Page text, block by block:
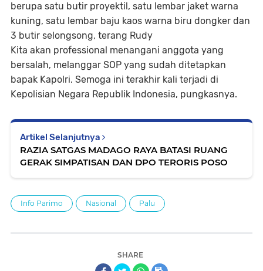
berupa satu butir proyektil, satu lembar jaket warna
kuning, satu lembar baju kaos warna biru dongker dan
3 butir selongsong, terang Rudy
Kita akan professional menangani anggota yang
bersalah, melanggar SOP yang sudah ditetapkan
bapak Kapolri. Semoga ini terakhir kali terjadi di
Kepolisian Negara Republik Indonesia, pungkasnya.
Artikel Selanjutnya
RAZIA SATGAS MADAGO RAYA BATASI RUANG
GERAK SIMPATISAN DAN DPO TERORIS POSO
Info Parimo Nasional Palu
SHARE